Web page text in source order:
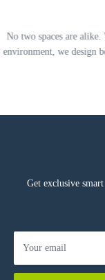
No two spaces are
environment, we design
Get exclusive
Your email